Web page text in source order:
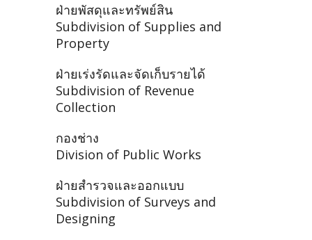
ฝ่ายพัสดุและทรัพย์สิน
Subdivision of Supplies and
Property
ฝ่ายเร่งรัดและจัดเก็บรายได้
Subdivision of Revenue
Collection
กองช่าง
Division of Public Works
ฝ่ายสำรวจและออกแบบ
Subdivision of Surveys and
Designing